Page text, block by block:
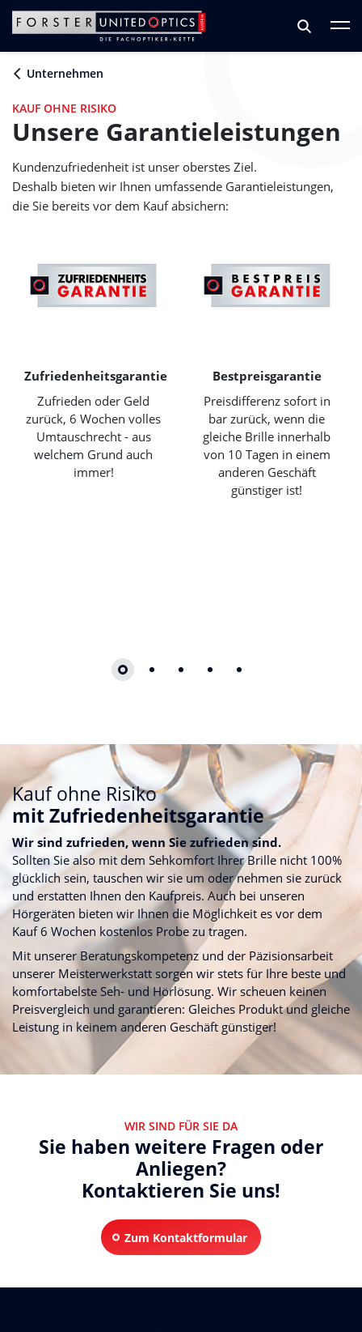
Zum Hauptinhalt springen
Zum Footer springen
Unternehmen
KAUF OHNE RISIKO
Unsere Garantieleistungen
Kundenzufriedenheit ist unser oberstes Ziel.
Deshalb bieten wir Ihnen umfassende Garantieleistungen,
die Sie bereits vor dem Kauf absichern:
Zufriedenheitsgarantie
Zufrieden oder Geld
zurück, 6 Wochen volles
Umtauschrecht - aus
welchem Grund auch
immer!
Bestpreisgarantie
Preisdifferenz sofort in
bar zurück, wenn die
gleiche Brille innerhalb
von 10 Tagen in einem
anderen Geschäft
günstiger ist!
Kauf ohne Risiko
mit Zufriedenheitsgarantie
Wir sind zufrieden, wenn Sie zufrieden sind.
Sollten Sie also mit dem Sehkomfort Ihrer Brille nicht 100%
glücklich sein, tauschen wir sie um oder nehmen sie zurück
und erstatten Ihnen den Kaufpreis. Auch bei unseren
Hörgeräten bieten wir Ihnen die Möglichkeit es vor dem
Kauf 6 Wochen kostenlos Probe zu tragen.
Mit unserer Beratungskompetenz und der Päzisionsarbeit
unserer Meisterwerkstatt sorgen wir stets für Ihre beste und
komfortabelste Seh- und Hörlösung. Wir scheuen keinen
Preisvergleich und garantieren: Gleiches Produkt und gleiche
Leistung in keinem anderen Geschäft günstiger!
WIR SIND FÜR SIE DA
Sie haben weitere Fragen oder
Anliegen?
Kontaktieren Sie uns!
Zum Kontaktformular